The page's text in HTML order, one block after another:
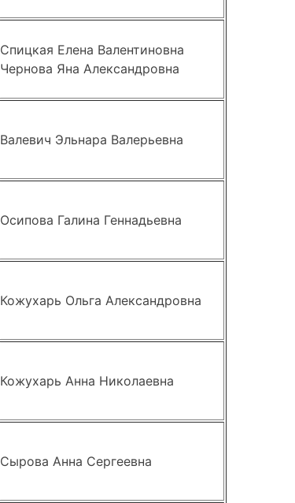
Спицкая Елена Валентиновна
Чернова Яна Александровна
Валевич Эльнара Валерьевна
Осипова Галина Геннадьевна
Кожухарь Ольга Александровна
Кожухарь Анна Николаевна
Сырова Анна Сергеевна